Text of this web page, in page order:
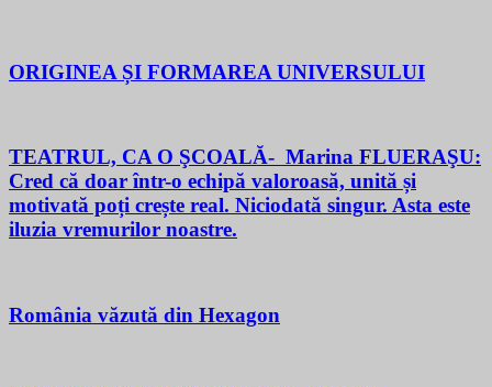
ORIGINEA ȘI FORMAREA UNIVERSULUI
TEATRUL, CA O ŞCOALĂ- Marina FLUERAŞU:
Cred că doar într-o echipă valoroasă, unită și
motivată poți crește real. Niciodată singur. Asta este
iluzia vremurilor noastre.
România văzută din Hexagon